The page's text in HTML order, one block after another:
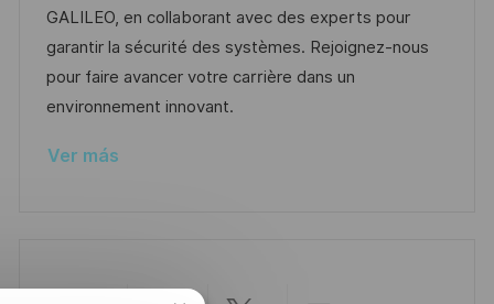
n p
u
b
l
c
ó
l
e
o
r
í
a
GALILEO, en collaborant avec des experts pour
garantir la sécurité des systèmes. Rejoignez-nous
pour faire avancer votre carrière dans un
environnement innovant.
Ver más